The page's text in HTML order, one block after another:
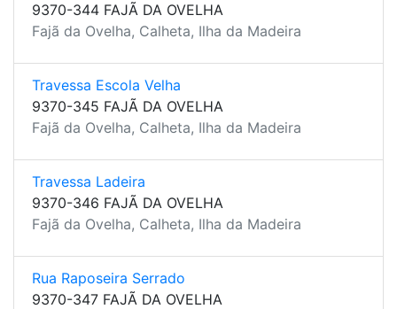
9370-344 FAJÃ DA OVELHA
Fajã da Ovelha, Calheta, Ilha da Madeira
Travessa Escola Velha
9370-345 FAJÃ DA OVELHA
Fajã da Ovelha, Calheta, Ilha da Madeira
Travessa Ladeira
9370-346 FAJÃ DA OVELHA
Fajã da Ovelha, Calheta, Ilha da Madeira
Rua Raposeira Serrado
9370-347 FAJÃ DA OVELHA